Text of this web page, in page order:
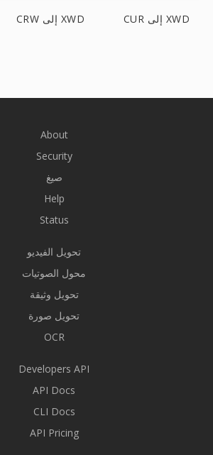
CRW إلى XWD CUR إلى XWD
About
Security
صيغ
Help
Status
تحويل الفيديو
محول الصوتيات
تحويل وثيقة
تحويل صورة
OCR
Developers API
API Docs
CLI Docs
API Pricing